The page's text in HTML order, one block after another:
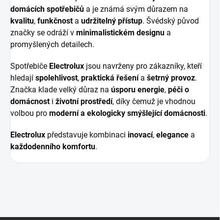
domácích spotřebičů a je známá svým důrazem na
kvalitu, funkčnosta udržitelný přístup. Švédský původ
značky se odráží v minimalistickém designu a
promyšlených detailech.
Spotřebiče Electrolux jsou navrženy pro zákazníky, kteří
hledají spolehlivost, praktická řešenía šetrný provoz.
Značka klade velký důraz na úsporu energie, péči o
domácnosti životní prostředí, díky čemuž je vhodnou
volbou pro moderní a ekologicky smýšlející domácnosti.
Electrolux představuje kombinaci inovací, elegance a
každodenního komfortu.